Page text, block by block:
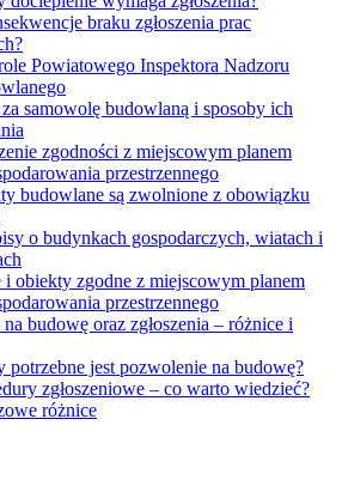
braku zgłoszenia prac
Powiatowego Inspektora Nadzoru
samowolę budowlaną i sposoby ich
zgodności z miejscowym planem
przestrzennego
budowlane są zwolnione z obowiązku
o budynkach gospodarczych, wiatach i
i obiekty zgodne z miejscowym planem
przestrzennego
budowę oraz zgłoszenia – różnice i
potrzebne jest pozwolenie na budowę?
zgłoszeniowe – co warto wiedzieć?
różnice